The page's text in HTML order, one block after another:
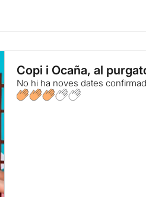
Copi i Ocaña, al
No hi ha noves dates